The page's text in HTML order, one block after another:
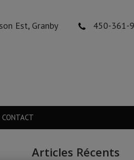
Est, Granby 450-361-
CONTACT
Articles Récents